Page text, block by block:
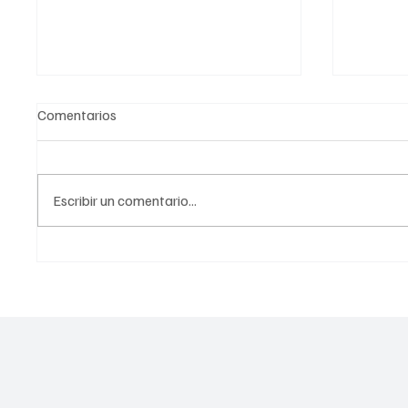
Comentarios
Escribir un comentario...